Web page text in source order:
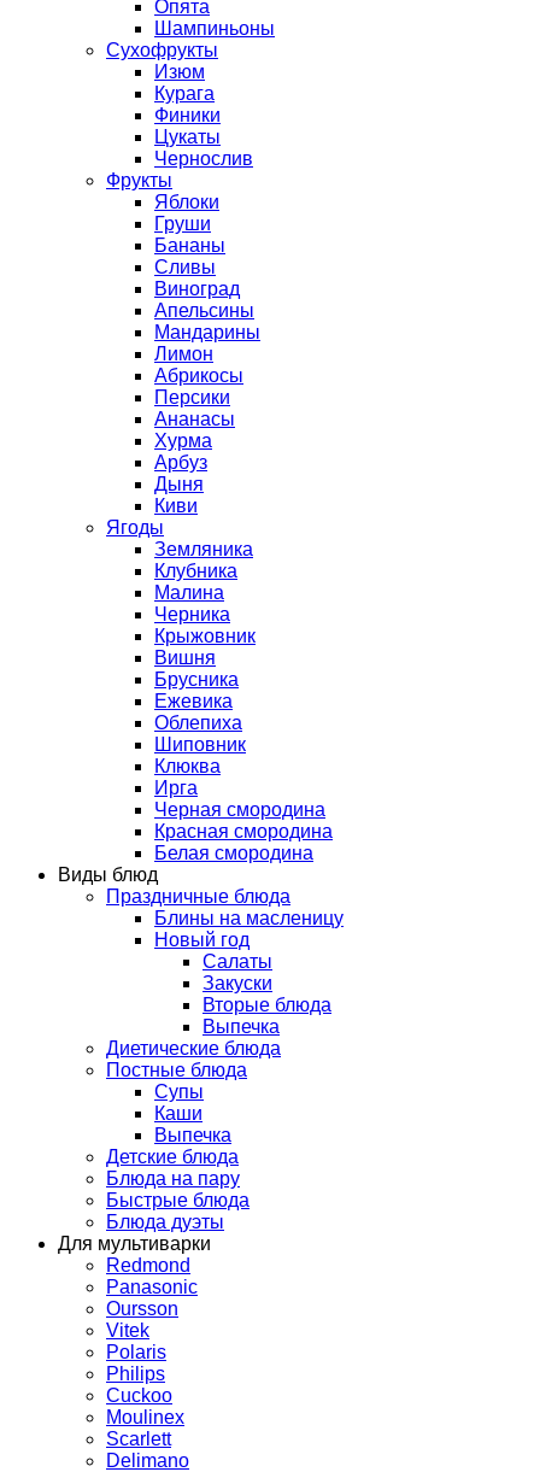
Опята
Шампиньоны
Сухофрукты
Изюм
Курага
Финики
Цукаты
Чернослив
Фрукты
Яблоки
Груши
Бананы
Сливы
Виноград
Апельсины
Мандарины
Лимон
Абрикосы
Персики
Ананасы
Хурма
Арбуз
Дыня
Киви
Ягоды
Земляника
Клубника
Малина
Черника
Крыжовник
Вишня
Брусника
Ежевика
Облепиха
Шиповник
Клюква
Ирга
Черная смородина
Красная смородина
Белая смородина
Виды блюд
Праздничные блюда
Блины на масленицу
Новый год
Салаты
Закуски
Вторые блюда
Выпечка
Диетические блюда
Постные блюда
Супы
Каши
Выпечка
Детские блюда
Блюда на пару
Быстрые блюда
Блюда дуэты
Для мультиварки
Redmond
Panasonic
Oursson
Vitek
Polaris
Philips
Cuckoo
Moulinex
Scarlett
Delimano